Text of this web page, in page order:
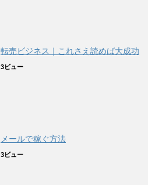
転売ビジネス｜これさえ読めば大成功
3ビュー
メールで稼ぐ方法
3ビュー